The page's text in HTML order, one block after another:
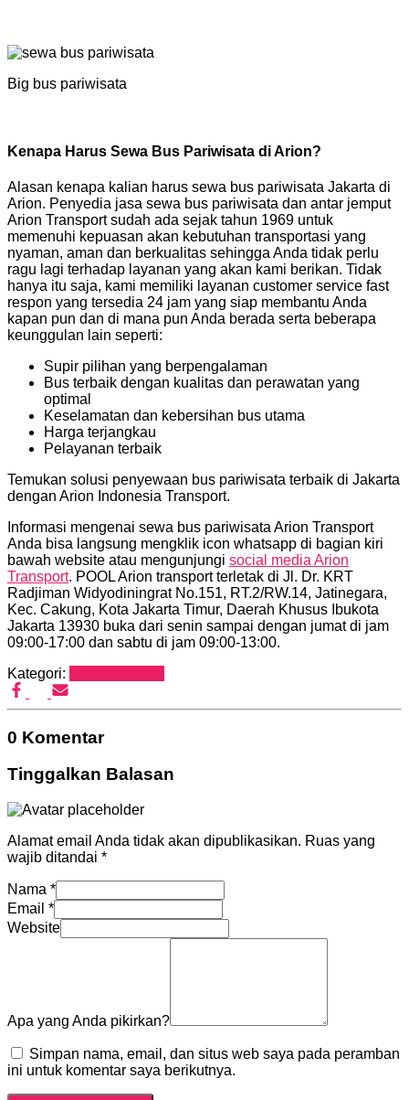
Big bus pariwisata
Kenapa Harus Sewa Bus Pariwisata di Arion?
Alasan kenapa kalian harus sewa bus pariwisata Jakarta di
Arion. Penyedia jasa sewa bus pariwisata dan antar jemput
Arion Transport sudah ada sejak tahun 1969 untuk
memenuhi kepuasan akan kebutuhan transportasi yang
nyaman, aman dan berkualitas sehingga Anda tidak perlu
ragu lagi terhadap layanan yang akan kami berikan. Tidak
hanya itu saja, kami memiliki layanan customer service fast
respon yang tersedia 24 jam yang siap membantu Anda
kapan pun dan di mana pun Anda berada serta beberapa
keunggulan lain seperti:
Supir pilihan yang berpengalaman
Bus terbaik dengan kualitas dan perawatan yang
optimal
Keselamatan dan kebersihan bus utama
Harga terjangkau
Pelayanan terbaik
Temukan solusi penyewaan bus pariwisata terbaik di Jakarta
dengan Arion Indonesia Transport.
Informasi mengenai sewa bus pariwisata Arion Transport
Anda bisa langsung mengklik icon whatsapp di bagian kiri
bawah website atau mengunjungi social media Arion
Transport. POOL Arion transport terletak di Jl. Dr. KRT
Radjiman Widyodiningrat No.151, RT.2/RW.14, Jatinegara,
Kec. Cakung, Kota Jakarta Timur, Daerah Khusus Ibukota
Jakarta 13930 buka dari senin sampai dengan jumat di jam
09:00-17:00 dan sabtu di jam 09:00-13:00.
Kategori:
0 Komentar
Tinggalkan Balasan
Alamat email Anda tidak akan dipublikasikan. Ruas yang
wajib ditandai *
Nama *
Email *
Website
Apa yang Anda pikirkan?
Simpan nama, email, dan situs web saya pada peramban
ini untuk komentar saya berikutnya.